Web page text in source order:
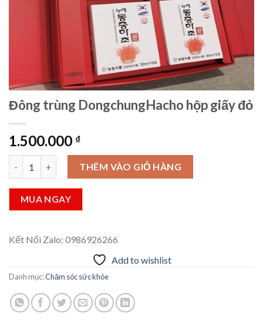
Đông trùng DongchungHacho hộp giấy đỏ
1.500.000 ₫
Đông trùng DongchungHacho hộp giấy đỏ số lượng
THÊM VÀO GIỎ HÀNG
MUA NGAY
Kết Nối Zalo: 0986926266
Add to wishlist
Danh mục:Chăm sóc sức khỏe